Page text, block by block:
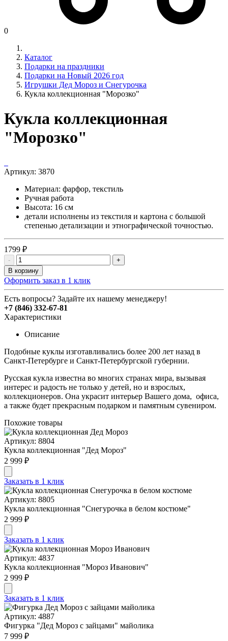
0
Каталог
Подарки на праздники
Подарки на Новый 2026 год
Игрушки Дед Мороз и Снегурочка
Кукла коллекционная "Морозко"
Кукла коллекционная
"Морозко"
Артикул: 3870
Материал: фарфор, текстиль
Ручная работа
Высота: 16 см
детали исполнены из текстиля и картона с большой
степенью детализации и этнографической точностью.
1799 ₽
-
+
В корзину
Оформить заказ в 1 клик
Есть вопросы? Задайте их нашему менеджеру!
+7 (846) 332-67-81
Характеристики
Описание
Подобные куклы изготавливались более 200 лет назад в
Санкт-Петербурге и Санкт-Петербургской губернии.
Русская кукла известна во многих странах мира, вызывая
интерес и радость не только у детей, но и взрослых,
коллекционеров. Она украсит интерьер Вашего дома, офиса,
а также будет прекрасным подарком и памятным сувениром.
Похожие товары
Артикул: 8804
Кукла коллекционная "Дед Мороз"
2 999 ₽
Заказать в 1 клик
Артикул: 8805
Кукла коллекционная "Снегурочка в белом костюме"
2 999 ₽
Заказать в 1 клик
Артикул: 4837
Кукла коллекционная "Мороз Иванович"
2 999 ₽
Заказать в 1 клик
Артикул: 4887
Фигурка "Дед Мороз с зайцами" майолика
7 999 ₽